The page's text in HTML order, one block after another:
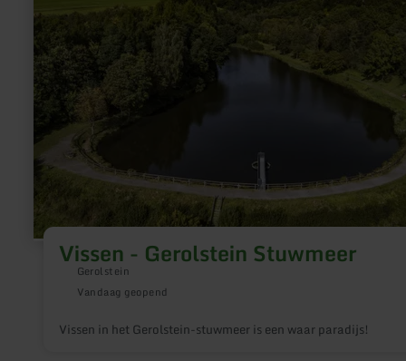
Vissen - Gerolstein Stuwmeer
Gerolstein
Vandaag geopend
Vissen in het Gerolstein-stuwmeer is een waar paradijs!